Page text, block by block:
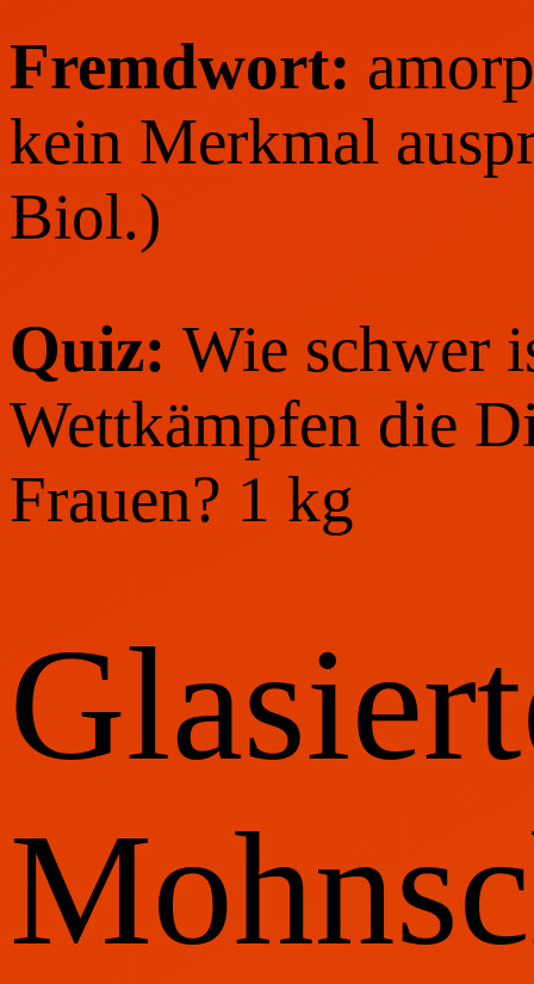
Fremdwort:
kein Merkmal
Biol.)
Quiz: Wie schwer
Wettkämpfen die
Frauen? 1 kg